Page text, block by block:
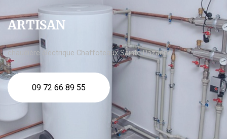
ARTISAN
chaudière électrique Chaffoteaux Sainte Pazanne
09 72 66 89 55